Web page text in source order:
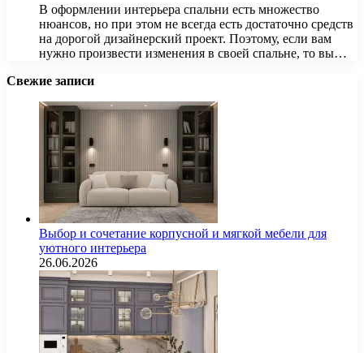
В оформлении интерьера спальни есть множество
нюансов, но при этом не всегда есть достаточно средств
на дорогой дизайнерский проект. Поэтому, если вам
нужно произвести изменения в своей спальне, то вы…
Свежие записи
Выбор и сочетание корпусной и мягкой мебели для
уютного интерьера
26.06.2026